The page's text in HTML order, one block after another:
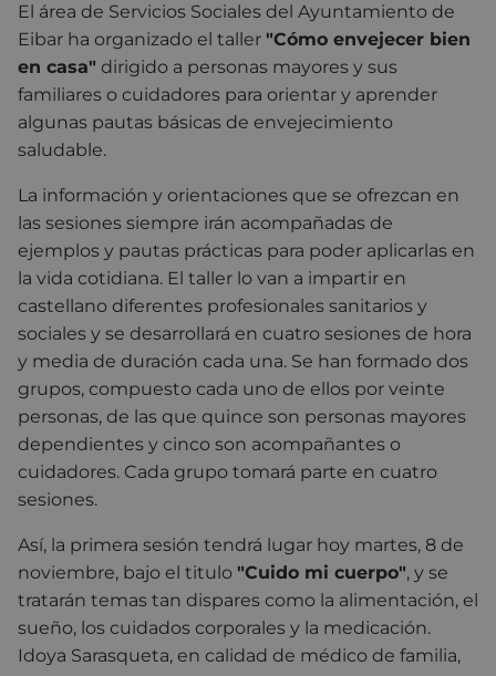
El área de Servicios Sociales del Ayuntamiento de
Eibar ha organizado el taller "Cómo envejecer bien
en casa" dirigido a personas mayores y sus
familiares o cuidadores para orientar y aprender
algunas pautas básicas de envejecimiento
saludable.
La información y orientaciones que se ofrezcan en
las sesiones siempre irán acompañadas de
ejemplos y pautas prácticas para poder aplicarlas en
la vida cotidiana. El taller lo van a impartir en
castellano diferentes profesionales sanitarios y
sociales y se desarrollará en cuatro sesiones de hora
y media de duración cada una. Se han formado dos
grupos, compuesto cada uno de ellos por veinte
personas, de las que quince son personas mayores
dependientes y cinco son acompañantes o
cuidadores. Cada grupo tomará parte en cuatro
sesiones.
Así, la primera sesión tendrá lugar hoy martes, 8 de
noviembre, bajo el titulo "Cuido mi cuerpo", y se
tratarán temas tan dispares como la alimentación, el
sueño, los cuidados corporales y la medicación.
Idoya Sarasqueta, en calidad de médico de familia,